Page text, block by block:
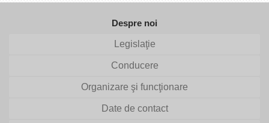
Despre noi
Legislaţie
Conducere
Organizare şi funcţionare
Date de contact